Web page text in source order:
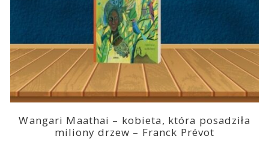
Wangari Maathai – kobieta, która posadziła
miliony drzew – Franck Prévot